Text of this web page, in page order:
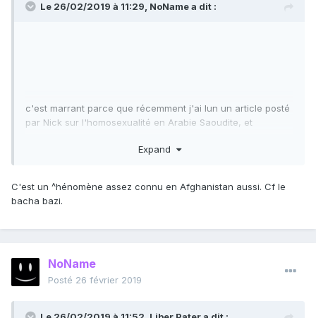
Le 26/02/2019 à 11:29, NoNamea dit :
c'est marrant parce que récemment j'ai lun un article posté
par Nick sur l'homosexualité en Arabie Saoudite, et
hommes femmes soient si sévèrement réprimés mène à une
garçons imberbes, plutôt jeune.
Bref, tldr: non c'est pas si simple.
Expand
C'est un ^hénomène assez connu en Afghanistan aussi. Cf le
bacha bazi.
NoName
Posté 26 février 2019